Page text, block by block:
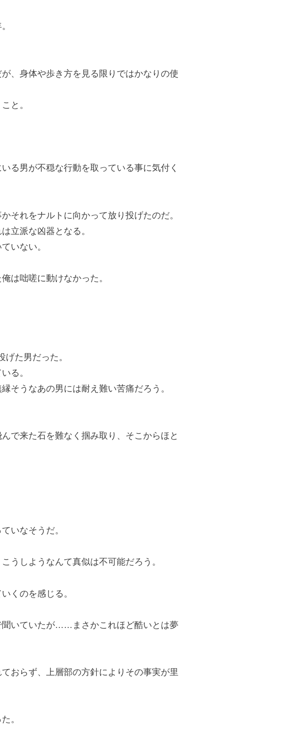
身体や歩き方を見る限りではかなりの使
と。
る男が不穏な行動を取っている事に気付く
それをナルトに向かって放り投げたのだ。
立派な凶器となる。
いない。
は咄嗟に動けなかった。
た男だった。
る。
そうなあの男には耐え難い苦痛だろう。
で来た石を難なく掴み取り、そこからほと
いなそうだ。
うしようなんて真似は不可能だろう。
くのを感じる。
いていたが……まさかこれほど酷いとは夢
おらず、上層部の方針によりその事実が里
。